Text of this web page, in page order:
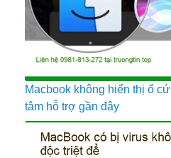
Macbook không hiển thị ổ
tâm hỗ trợ gần đây